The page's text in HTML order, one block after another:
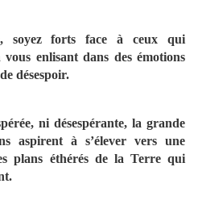
soyez forts face à ceux qui
enlisant dans des émotions
désespoir.
ni désespérante, la grande
aspirent à s’élever vers une
plans éthérés de la Terre qui